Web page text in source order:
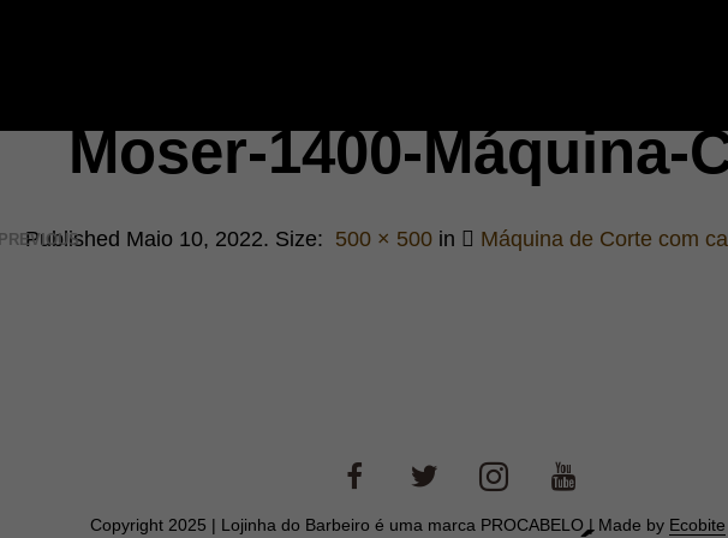
Moser-1400-Máquina-
Published Maio 10, 2022. Size: 500 × 500 in Máquina de Corte com
PREVIOUS
Copyright 2025 | Lojinha do Barbeiro é uma marca PROCABELO | Made by Ecobite